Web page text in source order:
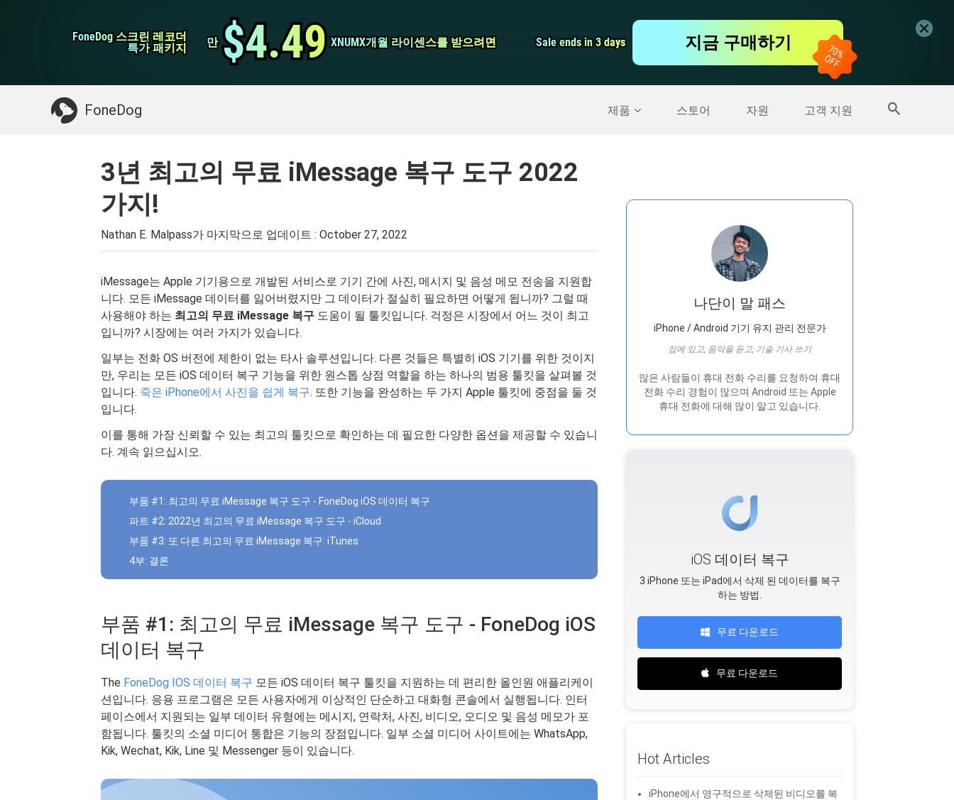
FoneDog 스크린 레코더
FoneDog 스크린 레코더
특가 패키지
특가 패키지 만
만 $4.49
$4.49 XNUMX개월 라이센스를 받으려면
XNUMX개월 라이센스를 받으려면 Sale ends in 3 days
Sale ends in 3 days 지금 구매하기
FoneDog 제품 스토어 자원 고객 지원
iPhone 클리너 스크린 레코더
필요한 것 : Mac 정리 더 많은 제품
3년 최고의 무료 iMessage 복구 도구 2022
가지!
Nathan E. Malpass가 마지막으로 업데이트 : October 27, 2022
iMessage는 Apple 기기용으로 개발된 서비스로 기기 간에 사진, 메시지 및 음성 메모 전송을 지원합
니다. 모든 iMessage 데이터를 잃어버렸지만 그 데이터가 절실히 필요하면 어떻게 됩니까? 그럴 때
사용해야 하는 최고의 무료 iMessage 복구 도움이 될 툴킷입니다. 걱정은 시장에서 어느 것이 최고
입니까? 시장에는 여러 가지가 있습니다.
일부는 전화 OS 버전에 제한이 없는 타사 솔루션입니다. 다른 것들은 특별히 iOS 기기를 위한 것이지
만, 우리는 모든 iOS 데이터 복구 기능을 위한 원스톱 상점 역할을 하는 하나의 범용 툴킷을 살펴볼 것
입니다. 죽은 iPhone에서 사진을 쉽게 복구. 또한 기능을 완성하는 두 가지 Apple 툴킷에 중점을 둘 것
입니다.
이를 통해 가장 신뢰할 수 있는 최고의 툴킷으로 확인하는 데 필요한 다양한 옵션을 제공할 수 있습니
다. 계속 읽으십시오.
부품 #1: 최고의 무료 iMessage 복구 도구 - FoneDog iOS 데이터 복구
파트 #2: 2022년 최고의 무료 iMessage 복구 도구 - iCloud
부품 #3: 또 다른 최고의 무료 iMessage 복구: iTunes
4부: 결론
부품 #1: 최고의 무료 iMessage 복구 도구 - FoneDog iOS
데이터 복구
The FoneDog IOS 데이터 복구 모든 iOS 데이터 복구 툴킷을 지원하는 데 편리한 올인원 애플리케이
션입니다. 응용 프로그램은 모든 사용자에게 이상적인 단순하고 대화형 콘솔에서 실행됩니다. 인터
페이스에서 지원되는 일부 데이터 유형에는 메시지, 연락처, 사진, 비디오, 오디오 및 음성 메모가 포
함됩니다. 툴킷의 소셜 미디어 통합은 기능의 장점입니다. 일부 소셜 미디어 사이트에는 WhatsApp,
Kik, Wechat, Kik, Line 및 Messenger 등이 있습니다.
나단이 말 패스
iPhone / Android 기기 유지 관리 전문가
집에 있고, 음악을 듣고, 기술 기사 쓰기
많은 사람들이 휴대 전화 수리를 요청하여 휴대
전화 수리 경험이 많으며 Android 또는 Apple
휴대 전화에 대해 많이 알고 있습니다.
iOS 데이터 복구
3 iPhone 또는 iPad에서 삭제 된 데이터를 복구
하는 방법.
무료 다운로드
무료 다운로드
Hot Articles
iPhone에서 영구적으로 삭제된 비디오를 복